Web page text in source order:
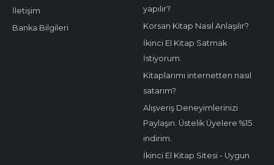
İletişim
Banka Bilgileri
yapılır?
Korsan Kitap Nasıl Anlaşılır?
İkinci El Kitap Satmak
İstiyorum.
Kitaplarımı internetten nasıl
satarım?
Alışveriş Deneyimlerinizi
Paylaşın. Üstelik Üyelere %15
indirim.
İkinci El Kitap Sitesi - Uygun